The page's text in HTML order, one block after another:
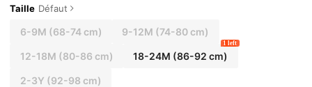
Taille Défaut
6-9M (68-74 cm) 9-12M (74-80 cm)
12-18M (80-86 cm) 18-24M (86-92 cm)
1 left
2-3Y (92-98 cm)